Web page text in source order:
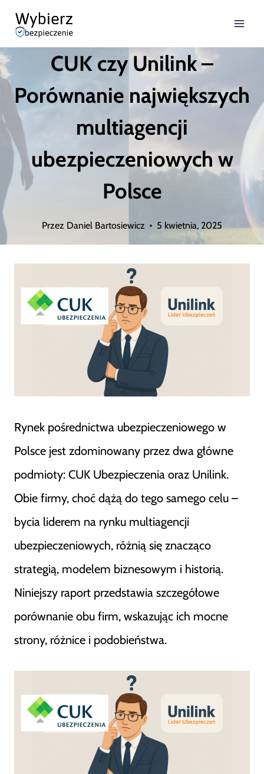
Przejdź
treści
CUK czy Unilink –
Porównanie największych
multiagencji
ubezpieczeniowych w
Polsce
Przez Daniel Bartosiewicz 5 kwietnia, 2025
Rynek pośrednictwa ubezpieczeniowego w
Polsce jest zdominowany przez dwa główne
podmioty: CUK Ubezpieczenia oraz Unilink.
Obie firmy, choć dążą do tego samego celu –
bycia liderem na rynku multiagencji
ubezpieczeniowych, różnią się znacząco
strategią, modelem biznesowym i historią.
Niniejszy raport przedstawia szczegółowe
porównanie obu firm, wskazując ich mocne
strony, różnice i podobieństwa.